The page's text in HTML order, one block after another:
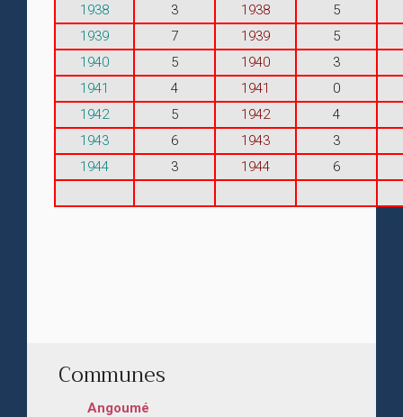
Communes
Angoumé
1938
3 1938
5
1939
7 1939
5
1940
5 1940
3
1941
4 1941
0
1942
5 1942
4
1943
6 1943
3
1944
3 1944 6